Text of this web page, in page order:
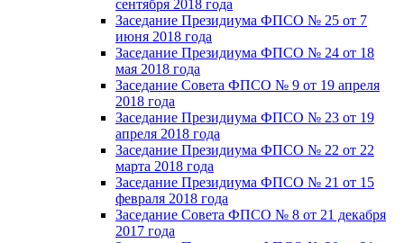
сентября 2018 года
Заседание Президиума ФПСО № 25 от 7
июня 2018 года
Заседание Президиума ФПСО № 24 от 18
мая 2018 года
Заседание Совета ФПСО № 9 от 19 апреля
2018 года
Заседание Президиума ФПСО № 23 от 19
апреля 2018 года
Заседание Президиума ФПСО № 22 от 22
марта 2018 года
Заседание Президиума ФПСО № 21 от 15
февраля 2018 года
Заседание Совета ФПСО № 8 от 21 декабря
2017 года